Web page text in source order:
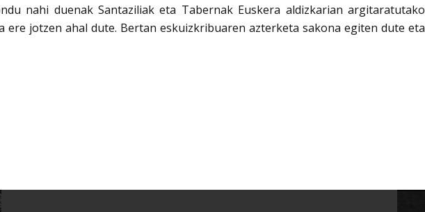
nahi duenak Santaziliak eta Tabernak Euskera aldizkarian argitaratutako
jotzen ahal dute. Bertan eskuizkribuaren azterketa sakona egiten dute eta